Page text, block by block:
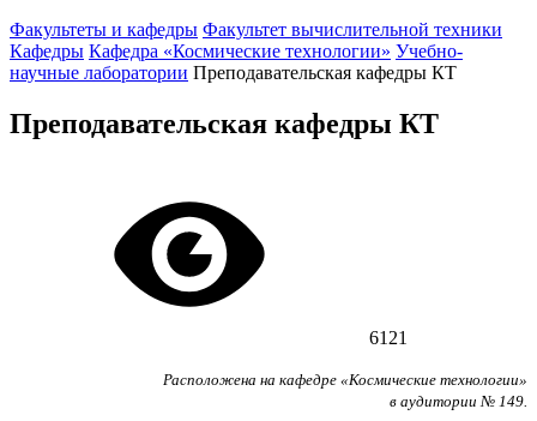
Факультеты и кафедры Факультет вычислительной техники
Кафедры Кафедра «Космические технологии» Учебно-
научные лаборатории Преподавательская кафедры КТ
Преподавательская кафедры КТ
6121
Расположена на кафедре «Космические технологии»
в аудитории № 149.